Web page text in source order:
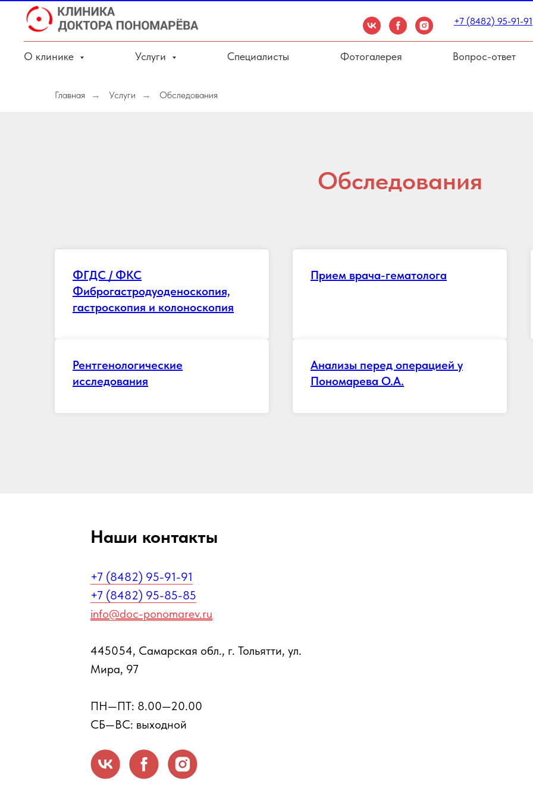
+7 (8482) 95-91-91
О клинике Услуги Специалисты Фотогалерея Вопрос-ответ
Главная → Услуги → Обследования
Обследования
ФГДС / ФКС
Фиброгастродуоденоскопия,
гастроскопия и колоноскопия
Прием врача-гематолога
Рентгенологические
исследования
Анализы перед операцией у
Пономарева О.А.
+7 (8482) 95-91-91
+7 (8482) 95-85-85
info@doc-ponomarev.ru
445054, Самарская обл., г. Тольятти, ул.
Мира, 97
ПН—ПТ: 8.00—20.00
СБ—ВС: выходной
Наши контакты